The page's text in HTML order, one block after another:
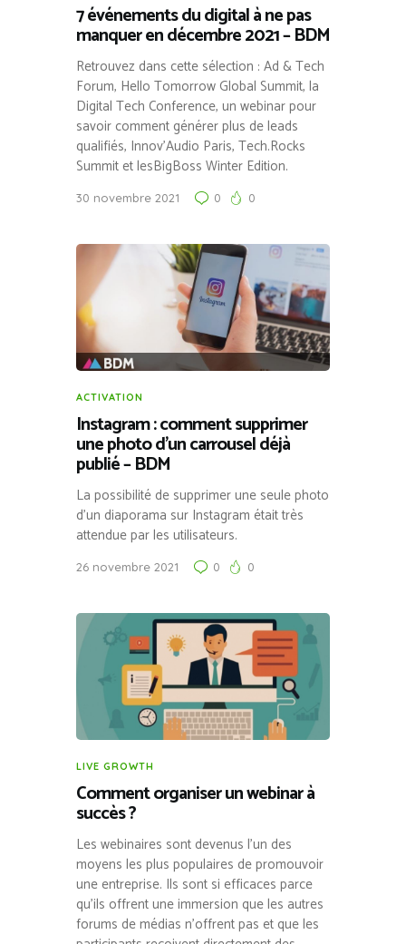
7 événements du digital à ne pas
manquer en décembre 2021 – BDM
Retrouvez dans cette sélection : Ad & Tech
Forum, Hello Tomorrow Global Summit, la
Digital Tech Conference, un webinar pour
savoir comment générer plus de leads
qualifiés, Innov’Audio Paris, Tech.Rocks
Summit et lesBigBoss Winter Edition.
30 novembre 2021 0 0
ACTIVATION
Instagram : comment supprimer
une photo d’un carrousel déjà
publié – BDM
La possibilité de supprimer une seule photo
d’un diaporama sur Instagram était très
attendue par les utilisateurs.
26 novembre 2021 0 0
LIVE GROWTH
Comment organiser un webinar à
succès ?
Les webinaires sont devenus l’un des
moyens les plus populaires de promouvoir
une entreprise. Ils sont si efficaces parce
qu’ils offrent une immersion que les autres
forums de médias n’offrent pas et que les